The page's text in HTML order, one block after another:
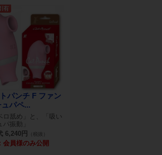
パンチ F ファン
パペ...
ロ舐め」と、「吸い
振動」
6,240円
（税抜）
会員様のみ公開